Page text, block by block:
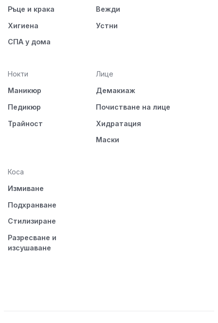
Ръце и крака
Хигиена
СПА у дома
Вежди
Устни
Нокти
Маникюр
Педикюр
Трайност
Лице
Демакиаж
Почистване на лице
Хидратация
Маски
Коса
Измиване
Подхранване
Стилизиране
Разресване и
изсушаване